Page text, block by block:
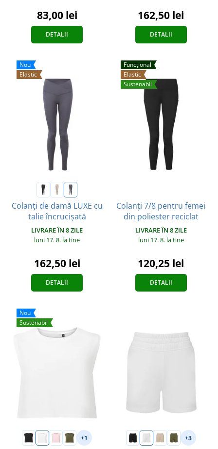
83,00 lei
DETALII
162,50 lei
DETALII
Nou
Elastic
Colanți de damă LUXE cu
talie încrucișată
LIVRARE ÎN 8 ZILE
luni 17. 8. la tine
162,50 lei
DETALII
Funcțional
Elastic
Sustenabil
Colanți 7/8 pentru femei
din poliester reciclat
LIVRARE ÎN 8 ZILE
luni 17. 8. la tine
120,25 lei
DETALII
Nou
Sustenabil
+1 +3